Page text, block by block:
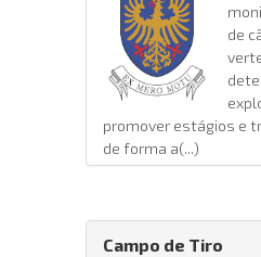
de
promover estágios e
de forma a(...)
Campo de Tiro